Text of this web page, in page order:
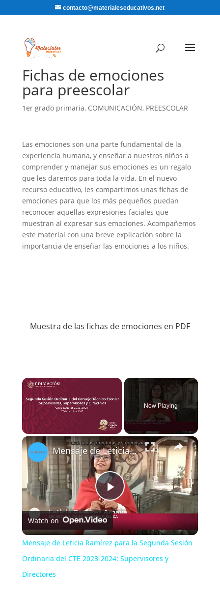
contacto@materialeseducativos.net
Fichas de emociones
para preescolar
1er grado primaria, COMUNICACIÓN, PREESCOLAR
Las emociones son una parte fundamental de la
experiencia humana, y enseñar a nuestros niños a
comprender y manejar sus emociones es un regalo
que les daremos para toda la vida. En el nuevo
recurso educativo, les compartimos unas fichas de
emociones para que los más pequeños puedan
reconocer aquellas expresiones faciales que
muestran al expresar sus emociones. Acompañemos
este material con una breve explicación sobre la
importancia de enseñar las emociones a los niños.
Muestra de las fichas de emociones en PDF
×
Unmute
Now Playing
×
P
l
a
Mensaje de Leticia Ramírez para la Segunda Sesión Ordinaria del CTE 2023-2024: Supervisores y Directores
Watch on
Mensaje de Leticia Ramírez para la Segunda Sesión
Ordinaria del CTE 2023-2024: Supervisores y
Directores